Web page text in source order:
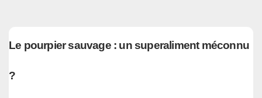
Le pourpier sauvage : un superaliment méconnu
?